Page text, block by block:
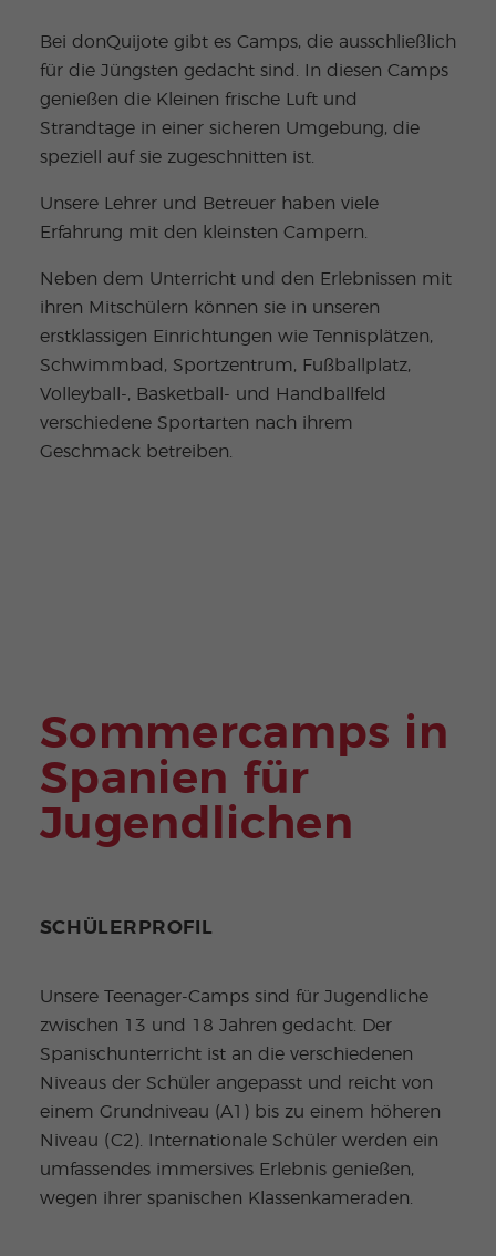
Bei donQuijote gibt es Camps, die ausschließlich
für die Jüngsten gedacht sind. In diesen Camps
genießen die Kleinen frische Luft und
Strandtage in einer sicheren Umgebung, die
speziell auf sie zugeschnitten ist.
Unsere Lehrer und Betreuer haben viele
Erfahrung mit den kleinsten Campern.
Neben dem Unterricht und den Erlebnissen mit
ihren Mitschülern können sie in unseren
erstklassigen Einrichtungen wie Tennisplätzen,
Schwimmbad, Sportzentrum, Fußballplatz,
Volleyball-, Basketball- und Handballfeld
verschiedene Sportarten nach ihrem
Geschmack betreiben.
Sommercamps in
Spanien für
Jugendlichen
SCHÜLERPROFIL
Unsere Teenager-Camps sind für Jugendliche
zwischen 13 und 18 Jahren gedacht. Der
Spanischunterricht ist an die verschiedenen
Niveaus der Schüler angepasst und reicht von
einem Grundniveau (A1) bis zu einem höheren
Niveau (C2). Internationale Schüler werden ein
umfassendes immersives Erlebnis genießen,
wegen ihrer spanischen Klassenkameraden.